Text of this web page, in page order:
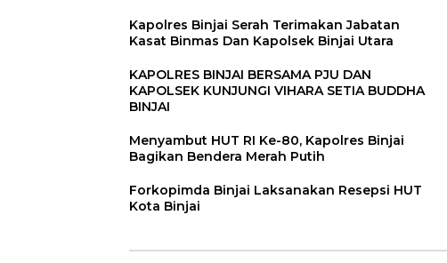
Kapolres Binjai Serah Terimakan Jabatan
Kasat Binmas Dan Kapolsek Binjai Utara
KAPOLRES BINJAI BERSAMA PJU DAN
KAPOLSEK KUNJUNGI VIHARA SETIA BUDDHA
BINJAI
Menyambut HUT RI Ke-80, Kapolres Binjai
Bagikan Bendera Merah Putih
Forkopimda Binjai Laksanakan Resepsi HUT
Kota Binjai